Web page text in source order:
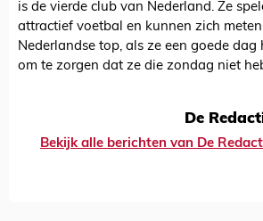
is de vierde club van Nederland. Ze
attractief voetbal en kunnen zich
Nederlandse top, als ze een goede dag
om te zorgen dat ze die zondag niet
De
Bekijk alle berichten van De